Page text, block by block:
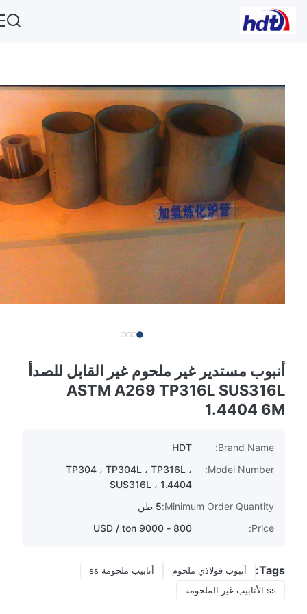
أنبوب مستدير غير ملحوم غير القابل للصدأ
ASTM A269 TP316L SUS316L
1.4404 6M
Brand Name:
Model Number:
TP304 ، TP304L ، TP316L ،
SUS316L ، 1.4404
Minimum Order Quantity: 5 طن
Price:
Tags: أنبوب فولاذي ملحوم
أنابيب ملحومة ss